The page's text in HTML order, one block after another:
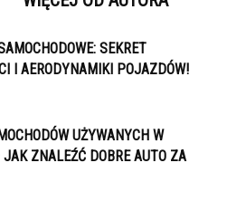
SEKRET
I AERODYNAMIKI POJAZDÓW!
UŻYWANYCH W
ZNALEŹĆ DOBRE AUTO ZA